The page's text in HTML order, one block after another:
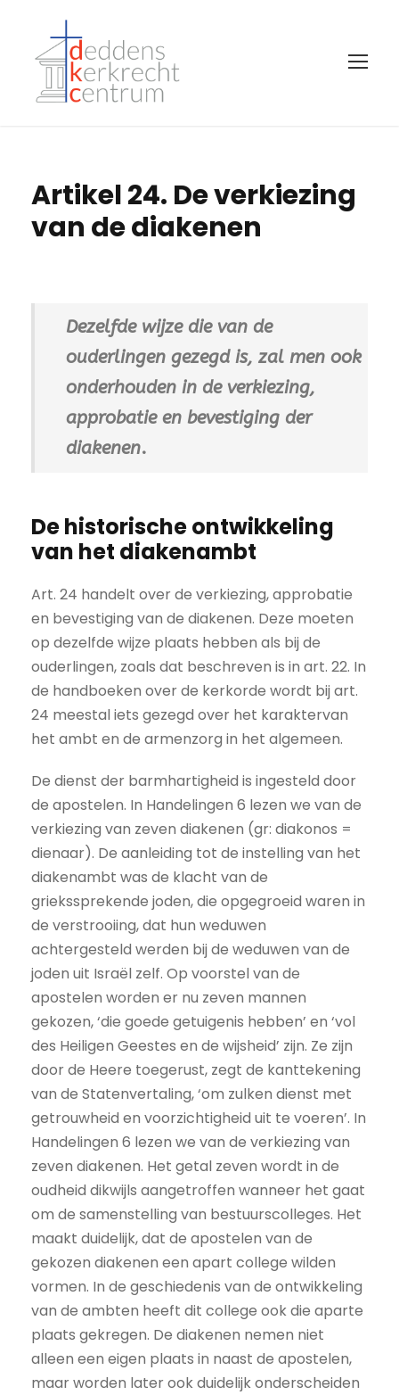
Artikel 24. De verkiezing
van de diakenen
Dezelfde wijze die van de
ouderlingen gezegd is, zal men ook
onderhouden in de verkiezing,
approbatie en bevestiging der
diakenen.
De historische ontwikkeling
van het diakenambt
Art. 24 handelt over de verkiezing, approbatie
en bevestiging van de diakenen. Deze moeten
op dezelfde wijze plaats hebben als bij de
ouderlingen, zoals dat beschreven is in art. 22. In
de handboeken over de kerkorde wordt bij art.
24 meestal iets gezegd over het karaktervan
het ambt en de armenzorg in het algemeen.
De dienst der barmhartigheid is ingesteld door
de apostelen. In Handelingen 6 lezen we van de
verkiezing van zeven diakenen (gr: diakonos =
dienaar). De aanleiding tot de instelling van het
diakenambt was de klacht van de
griekssprekende joden, die opgegroeid waren in
de verstrooiing, dat hun weduwen
achtergesteld werden bij de weduwen van de
joden uit Israël zelf. Op voorstel van de
apostelen worden er nu zeven mannen
gekozen, ‘die goede getuigenis hebben’ en ‘vol
des Heiligen Geestes en de wijsheid’ zijn. Ze zijn
door de Heere toegerust, zegt de kanttekening
van de Statenvertaling, ‘om zulken dienst met
getrouwheid en voorzichtigheid uit te voeren’. In
Handelingen 6 lezen we van de verkiezing van
zeven diakenen. Het getal zeven wordt in de
oudheid dikwijls aangetroffen wanneer het gaat
om de samenstelling van bestuurscolleges. Het
maakt duidelijk, dat de apostelen van de
gekozen diakenen een apart college wilden
vormen. In de geschiedenis van de ontwikkeling
van de ambten heeft dit college ook die aparte
plaats gekregen. De diakenen nemen niet
alleen een eigen plaats in naast de apostelen,
maar worden later ook duidelijk onderscheiden